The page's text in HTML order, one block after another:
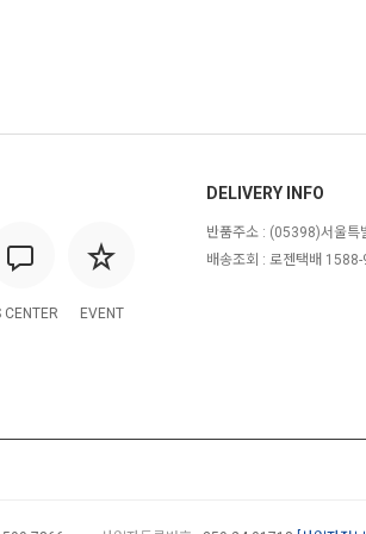
CENTER EVENT
DELIVERY INFO
반품주소 : (05398)서울특
배송조회 : 로젠택배